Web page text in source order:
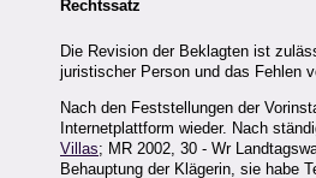
Rechtssatz
Die Revision der Beklagten ist
juristischer Person und das Fehlen
Nach den Feststellungen der
Internetplattform wieder. Nach
Villas; MR 2002, 30 - Wr
Behauptung der Klägerin, sie habe